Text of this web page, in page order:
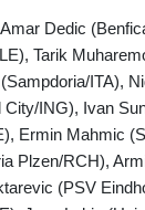
Dedic
Tarik
ITA),
ING), Ivan
Ermin Mahmic
Plzen/RCH),
(PSV